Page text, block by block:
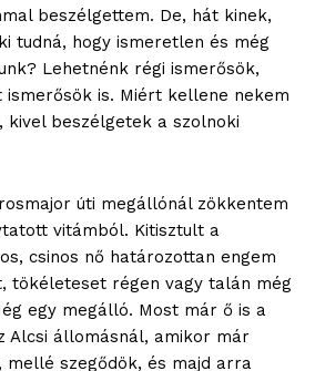
beszélgettem. De, hát kinek,
tudná, hogy ismeretlen és még
Lehetnénk régi ismerősök,
is. Miért kellene nekem
kivel beszélgetek a szolnoki
úti megállónál zökkentem
vitámból. Kitisztult a
csinos nő határozottan engem
tökéleteset régen vagy talán még
egy megálló. Most már ő is a
Alcsi állomásnál, amikor már
szegődök, és majd arra